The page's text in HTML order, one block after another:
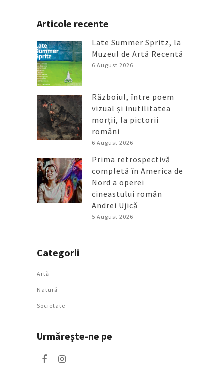
Articole recente
Late Summer Spritz, la
Muzeul de Artă Recentă
6 August 2026
Războiul, între poem
vizual și inutilitatea
morții, la pictorii
români
6 August 2026
Prima retrospectivă
completă în America de
Nord a operei
cineastului român
Andrei Ujică
5 August 2026
Categorii
Artǎ
Natură
Societate
Urmăreşte-ne pe